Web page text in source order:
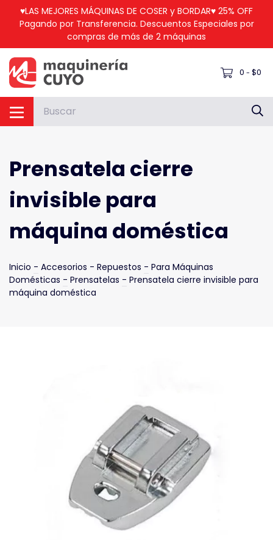
♥LAS MEJORES MÁQUINAS DE COSER y BORDAR♥ 25% OFF
Pagando por Transferencia. Descuentos Especiales por
compras de más de 2 máquinas
0 - $0
Prensatela cierre
invisible para
máquina doméstica
Inicio - Accesorios - Repuestos - Para Máquinas
Domésticas - Prensatelas - Prensatela cierre invisible para
máquina doméstica